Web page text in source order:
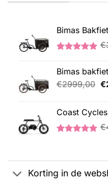
Bimas
gebaseerd
op
€
Bimas
€2999,00 €
Coast
€
Korting in de